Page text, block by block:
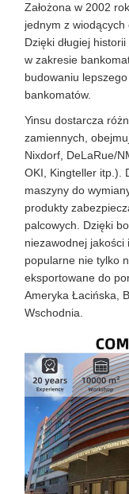
Założona w 2002
jednym z wiodących
Dzięki długiej
w zakresie
budowaniu
bankomatów.
Yinsu dostarcza
zamiennych,
Nixdorf, DeLaRue/
OKI, Kingteller itp.).
maszyny do
produkty
palcowych. Dzięki
niezawodnej
popularne nie tylko
eksportowane do
Ameryka Łacińska,
Wschodnia.